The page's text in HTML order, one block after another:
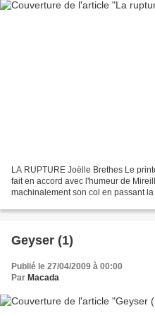
LA RUPTURE Joëlle Brethes Le
fait en accord avec l'humeur de
machinalement son col en passant
Geyser (1)
Publié le 27/04/2009 à 00:00
Par Macada